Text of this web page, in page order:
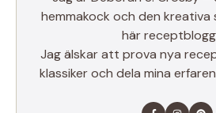
hemmakock och den kreativa
här
Jag älskar att prova nya
klassiker och dela mina